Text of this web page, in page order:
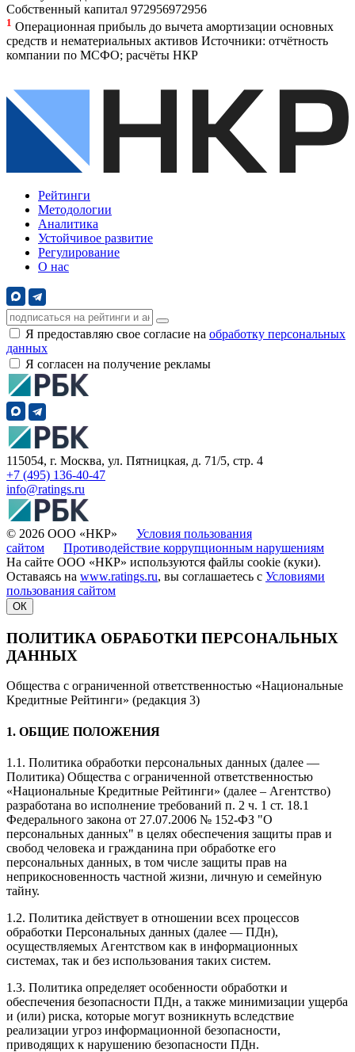
Собственный капитал 972956972956
1 Операционная прибыль до вычета амортизации основных
средств и нематериальных активов Источники: отчётность
компании по МСФО; расчёты НКР
Рейтинги
Методологии
Аналитика
Устойчивое развитие
Регулирование
О нас
Я предоставляю свое согласие на обработку персональных
данных
Я согласен на получение рекламы
115054, г. Москва, ул. Пятницкая, д. 71/5, стр. 4
+7 (495) 136-40-47
info@ratings.ru
© 2026 ООО «НКР» Условия пользования
сайтом
Противодействие коррупционным нарушениям
На сайте ООО «НКР» используются файлы cookie (куки).
Оставаясь на www.ratings.ru, вы соглашаетесь с Условиями
пользования сайтом
ОК
ПОЛИТИКА ОБРАБОТКИ ПЕРСОНАЛЬНЫХ
ДАННЫХ
Общества с ограниченной ответственностью «Национальные
Кредитные Рейтинги» (редакция 3)
1. ОБЩИЕ ПОЛОЖЕНИЯ
1.1. Политика обработки персональных данных (далее —
Политика) Общества с ограниченной ответственностью
«Национальные Кредитные Рейтинги» (далее – Агентство)
разработана во исполнение требований п. 2 ч. 1 ст. 18.1
Федерального закона от 27.07.2006 № 152-ФЗ "О
персональных данных" в целях обеспечения защиты прав и
свобод человека и гражданина при обработке его
персональных данных, в том числе защиты прав на
неприкосновенность частной жизни, личную и семейную
тайну.
1.2. Политика действует в отношении всех процессов
обработки Персональных данных (далее — ПДн),
осуществляемых Агентством как в информационных
системах, так и без использования таких систем.
1.3. Политика определяет особенности обработки и
обеспечения безопасности ПДн, а также минимизации ущерба
и (или) риска, которые могут возникнуть вследствие
реализации угроз информационной безопасности,
приводящих к нарушению безопасности ПДн.